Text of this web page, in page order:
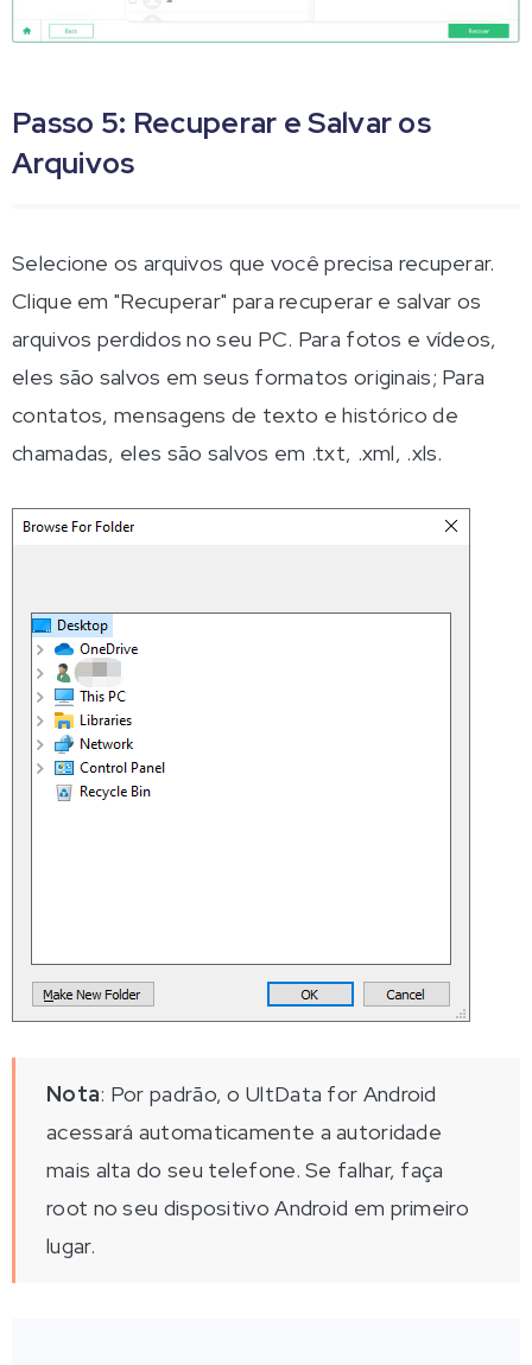
Passo 5: Recuperar e Salvar os
Arquivos
Selecione os arquivos que você precisa recuperar.
Clique em "Recuperar" para recuperar e salvar os
arquivos perdidos no seu PC. Para fotos e vídeos,
eles são salvos em seus formatos originais; Para
contatos, mensagens de texto e histórico de
chamadas, eles são salvos em .txt, .xml, .xls.
Nota: Por padrão, o UltData for Android
acessará automaticamente a autoridade
mais alta do seu telefone. Se falhar, faça
root no seu dispositivo Android em primeiro
lugar.